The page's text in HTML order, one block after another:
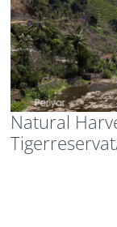
Natural